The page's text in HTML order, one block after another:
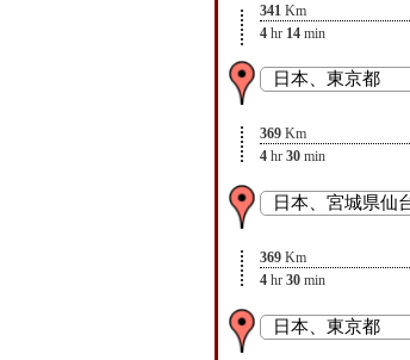
341 Km
4 hr 14 min
369 Km
4 hr 30 min
369 Km
4 hr 30 min